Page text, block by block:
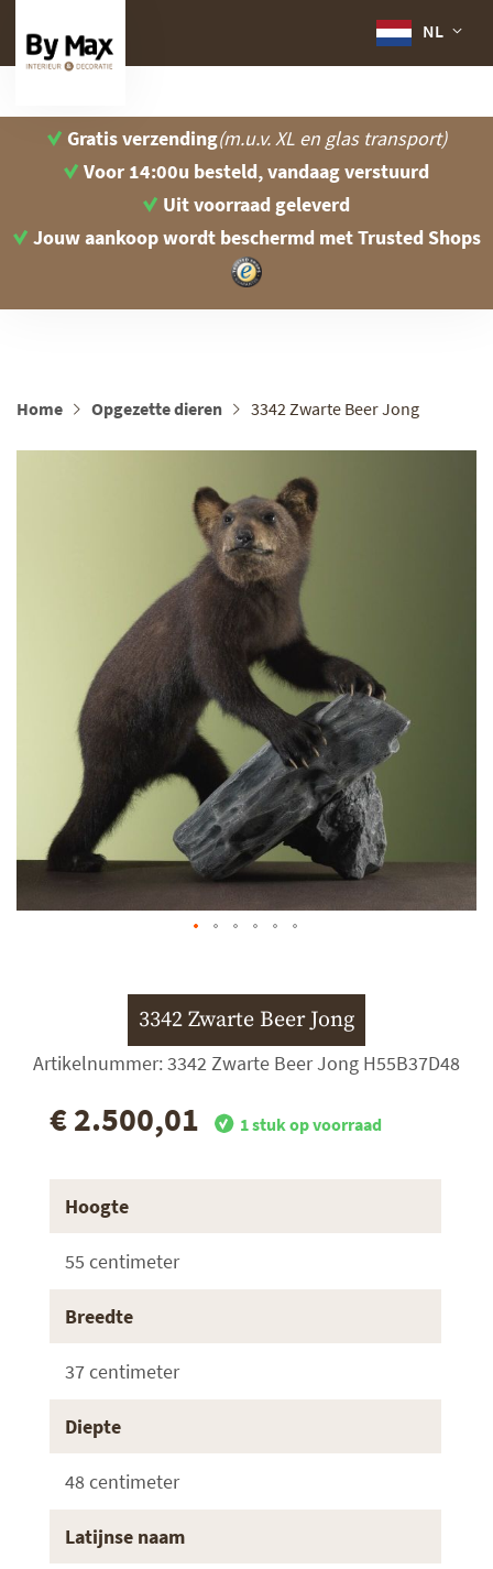
NL
Gratis verzending(m.u.v. XL en glas transport)
Voor 14:00u besteld, vandaag verstuurd
Uit voorraad geleverd
Jouw aankoop wordt beschermd met Trusted Shops
Home Opgezette dieren 3342 Zwarte Beer Jong
3342 Zwarte Beer Jong
Artikelnummer: 3342 Zwarte Beer Jong H55B37D48
€ 2.500,01 1 stuk op voorraad
Hoogte
55 centimeter
Breedte
37 centimeter
Diepte
48 centimeter
Latijnse naam